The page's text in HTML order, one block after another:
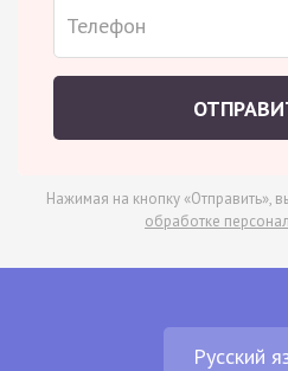
Нажимая на кнопку «Отправить»,
обработке
Русский